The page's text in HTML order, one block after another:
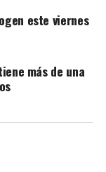
este viernes
más de una